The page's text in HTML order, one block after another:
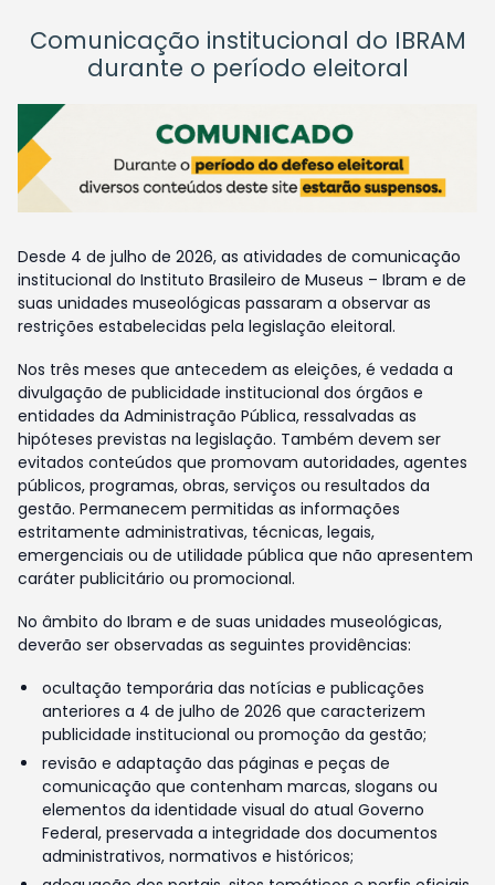
Comunicação institucional do IBRAM
durante o período eleitoral
Desde 4 de julho de 2026, as atividades de comunicação
institucional do Instituto Brasileiro de Museus – Ibram e de
suas unidades museológicas passaram a observar as
restrições estabelecidas pela legislação eleitoral.
Nos três meses que antecedem as eleições, é vedada a
divulgação de publicidade institucional dos órgãos e
entidades da Administração Pública, ressalvadas as
hipóteses previstas na legislação. Também devem ser
evitados conteúdos que promovam autoridades, agentes
públicos, programas, obras, serviços ou resultados da
gestão. Permanecem permitidas as informações
estritamente administrativas, técnicas, legais,
emergenciais ou de utilidade pública que não apresentem
caráter publicitário ou promocional.
No âmbito do Ibram e de suas unidades museológicas,
deverão ser observadas as seguintes providências:
ocultação temporária das notícias e publicações
anteriores a 4 de julho de 2026 que caracterizem
publicidade institucional ou promoção da gestão;
revisão e adaptação das páginas e peças de
comunicação que contenham marcas, slogans ou
elementos da identidade visual do atual Governo
Federal, preservada a integridade dos documentos
administrativos, normativos e históricos;